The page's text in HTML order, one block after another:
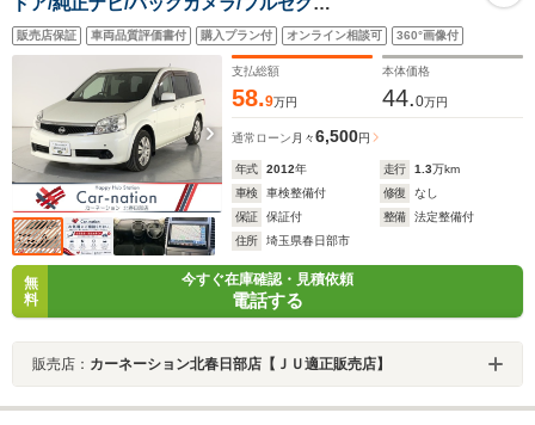
TV/Bluetooth/CD/DVD/ミュージックサーバー/4スピーカ
ー/キーレスキー/オートエアコン/オートクローザー/オー
トライト/プライバシーガラス
販売店保証 車両品質評価書付 購入プラン付 オンライン相談可 360°画像付
支払総額
58.9万円
本体価格
44.0万円
通常ローン 月々6,500円
年式 2012年 走行 1.3万km
車検
車検整備付 修復
なし
保証
保証付 整備
法定整備付
住所
埼玉県春日部市
無
料
今すぐ在庫確認・見積依頼
電話する
販売店： カーネーション北春日部店【ＪＵ適正販売店】